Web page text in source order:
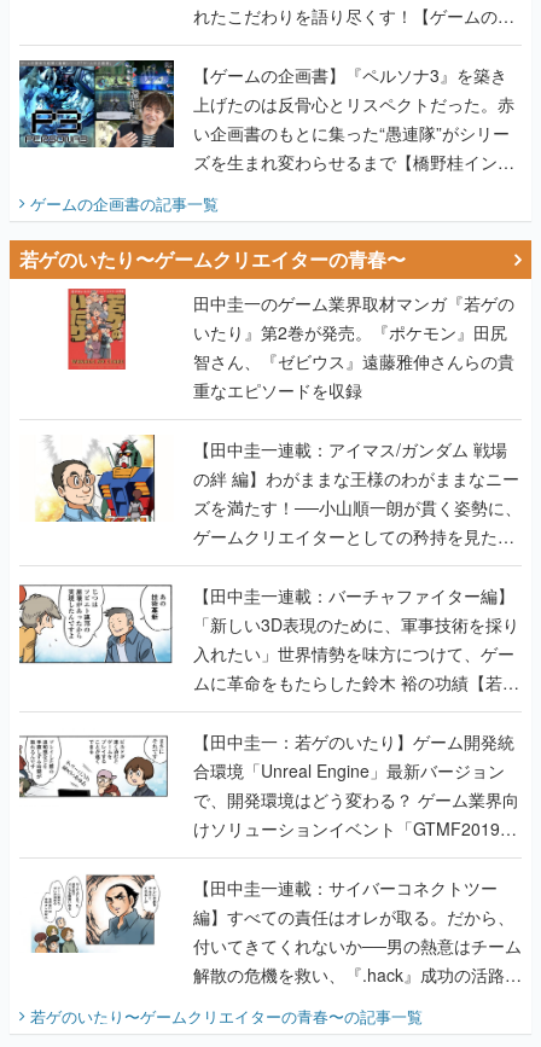
れたこだわりを語り尽くす！【ゲームの企
画書】
【ゲームの企画書】『ペルソナ3』を築き
上げたのは反骨心とリスペクトだった。赤
い企画書のもとに集った“愚連隊”がシリー
ズを生まれ変わらせるまで【橋野桂インタ
ゲームの企画書の記事一覧
若ゲのいたり〜ゲームクリエイターの青春〜
田中圭一のゲーム業界取材マンガ『若ゲの
いたり』第2巻が発売。『ポケモン』田尻
智さん、『ゼビウス』遠藤雅伸さんらの貴
重なエピソードを収録
【田中圭一連載：アイマス/ガンダム 戦場
の絆 編】わがままな王様のわがままなニー
ズを満たす！──小山順一朗が貫く姿勢に、
ゲームクリエイターとしての矜持を見た
【若ゲのいたり最終回】
【田中圭一連載：バーチャファイター編】
「新しい3D表現のために、軍事技術を採り
入れたい」世界情勢を味方につけて、ゲー
ムに革命をもたらした鈴木 裕の功績【若ゲ
のいたり】
【田中圭一：若ゲのいたり】ゲーム開発統
合環境「Unreal Engine」最新バージョン
で、開発環境はどう変わる？ ゲーム業界向
けソリューションイベント「GTMF2019」
に行って、より理解を深めよう【PR】
【田中圭一連載：サイバーコネクトツー
編】すべての責任はオレが取る。だから、
付いてきてくれないか──男の熱意はチーム
解散の危機を救い、『.hack』成功の活路を
『少年ジャンプ』色だった【若ゲのいた
若ゲのいたり〜ゲームクリエイターの青春〜の記事一覧